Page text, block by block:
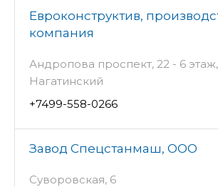
Евроконструктив,
компания
Андропова проспект, 22 - 6
Нагатинский
+7499-558-0266
Завод Спецстанмаш, ООО
Суворовская, 6